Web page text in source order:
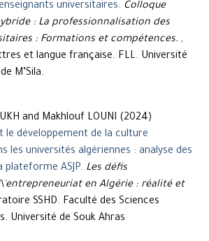
universitaires. Colloque
: La professionnalisation des
: Formations et compétences. ,
et langue française. FLL. Université
M’Sila.
and Makhlouf LOUNI (2024)
développement de la culture
les universités algériennes : analyse des
plateforme ASJP. Les défis
en Algérie : réalité et
SSHD. Faculté des Sciences
Université de Souk Ahras